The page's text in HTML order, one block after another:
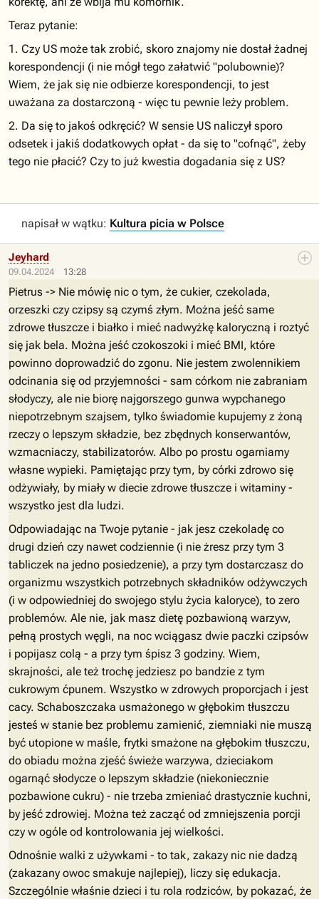
Teraz pytanie:
1. Czy US może tak zrobić, skoro znajomy nie dostał żadnej
korespondencji (i nie mógł tego załatwić "polubownie)?
Wiem, że jak się nie odbierze korespondencji, to jest
uważana za dostarczoną - więc tu pewnie leży problem.
2. Da się to jakoś odkręcić? W sensie US naliczył sporo
odsetek i jakiś dodatkowych opłat - da się to "cofnąć", żeby
tego nie płacić? Czy to już kwestia dogadania się z US?
napisał w wątku: Kultura picia w Polsce
09.04.2024 13:28
Jeyhard
Pietrus -> Nie mówię nic o tym, że cukier, czekolada,
orzeszki czy czipsy są czymś złym. Można jeść same
zdrowe tłuszcze i białko i mieć nadwyżkę kaloryczną i roztyć
się jak bela. Można jeść czokoszoki i mieć BMI, które
powinno doprowadzić do zgonu. Nie jestem zwolennikiem
odcinania się od przyjemności - sam córkom nie zabraniam
słodyczy, ale nie biorę najgorszego gunwa wypchanego
niepotrzebnym szajsem, tylko świadomie kupujemy z żoną
rzeczy o lepszym składzie, bez zbędnych konserwantów,
wzmacniaczy, stabilizatorów. Albo po prostu ogarniamy
własne wypieki. Pamiętając przy tym, by córki zdrowo się
odżywiały, by miały w diecie zdrowe tłuszcze i witaminy -
wszystko jest dla ludzi.
Odpowiadając na Twoje pytanie - jak jesz czekoladę co
drugi dzień czy nawet codziennie (i nie żresz przy tym 3
tabliczek na jedno posiedzenie), a przy tym dostarczasz do
organizmu wszystkich potrzebnych składników odżywczych
(i w odpowiedniej do swojego stylu życia kaloryce), to zero
problemów. Ale nie, jak masz dietę pozbawioną warzyw,
pełną prostych węgli, na noc wciągasz dwie paczki czipsów
i popijasz colą - a przy tym śpisz 3 godziny. Wiem,
skrajności, ale też trochę jedziesz po bandzie z tym
cukrowym ćpunem. Wszystko w zdrowych proporcjach i jest
cacy. Schaboszczaka usmażonego w głębokim tłuszczu
jesteś w stanie bez problemu zamienić, ziemniaki nie muszą
być utopione w maśle, frytki smażone na głębokim tłuszczu,
do obiadu można zjeść świeże warzywa, dzieciakom
ogarnąć słodycze o lepszym składzie (niekoniecznie
pozbawione cukru) - nie trzeba zmieniać drastycznie kuchni,
by jeść zdrowiej. Można też zacząć od zmniejszenia porcji
czy w ogóle od kontrolowania jej wielkości.
Odnośnie walki z używkami - to tak, zakazy nic nie dadzą
(zakazany owoc smakuje najlepiej), liczy się edukacja.
Szczególnie właśnie dzieci i tu rola rodziców, by pokazać, że